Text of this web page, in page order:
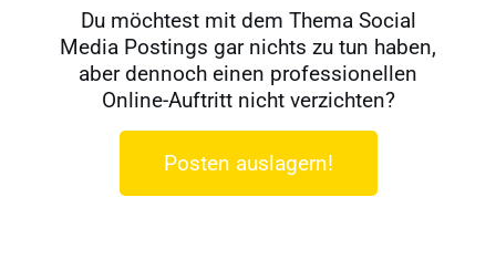
Du möchtest mit dem Thema Social
Media Postings gar nichts zu tun haben,
aber dennoch einen professionellen
Online-Auftritt nicht verzichten?
Posten auslagern!